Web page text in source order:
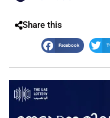
Share this
Facebook